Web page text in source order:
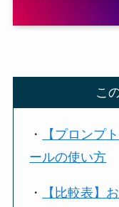
こ
・
【プロンプ
ールの使い方
・
【比較表】